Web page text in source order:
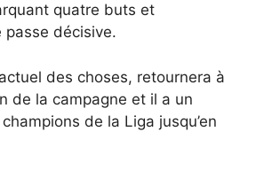
quatre buts et
passe décisive.
des choses, retournera à
de la campagne et il a un
de la Liga jusqu’en